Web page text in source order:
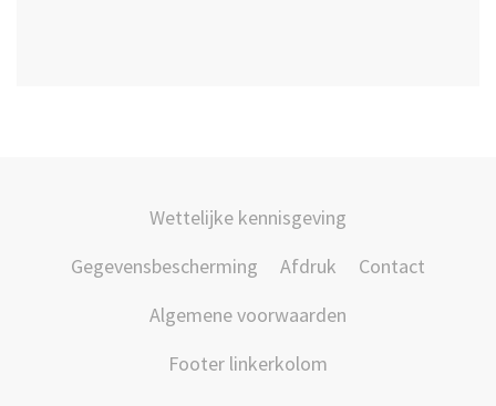
Wettelijke kennisgeving
Gegevensbescherming
Afdruk
Contact
Algemene voorwaarden
Footer linkerkolom